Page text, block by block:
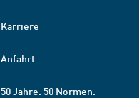
Karriere
Anfahrt
50 Jahre. 50 Normen.